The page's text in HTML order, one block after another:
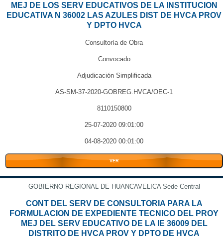
MEJ DE LOS SERV EDUCATIVOS DE LA INSTITUCION
EDUCATIVA N 36002 LAS AZULES DIST DE HVCA PROV
Y DPTO HVCA
Consultoría de Obra
Convocado
Adjudicación Simplificada
AS-SM-37-2020-GOBREG.HVCA/OEC-1
8110150800
25-07-2020 09:01:00
04-08-2020 00:01:00
VER
GOBIERNO REGIONAL DE HUANCAVELICA Sede Central
CONT DEL SERV DE CONSULTORIA PARA LA
FORMULACION DE EXPEDIENTE TECNICO DEL PROY
MEJ DEL SERV EDUCATIVO DE LA IE 36009 DEL
DISTRITO DE HVCA PROV Y DPTO DE HVCA